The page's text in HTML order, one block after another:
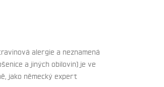
alergie a neznamená
a jiných obilovin) je ve
jako německý expert